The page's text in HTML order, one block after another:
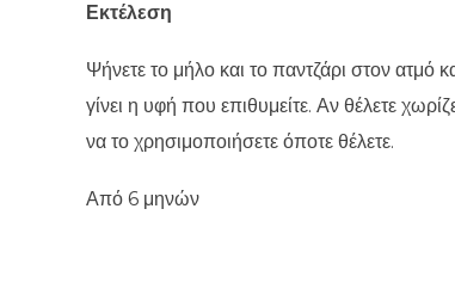
Εκτέλεση
Ψήνετε το μήλο και το παντζάρι στον ατμό
γίνει η υφή που επιθυμείτε. Αν θέλετε
να το χρησιμοποιήσετε όποτε θέλετε.
Από 6 μηνών